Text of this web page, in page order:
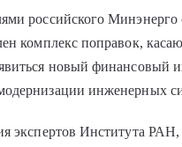
российского
комплекс поправок,
новый финансовый
инженерных
экспертов Института